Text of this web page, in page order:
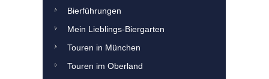
Bierführungen
Mein Lieblings-Biergarten
Touren in München
Touren im Oberland